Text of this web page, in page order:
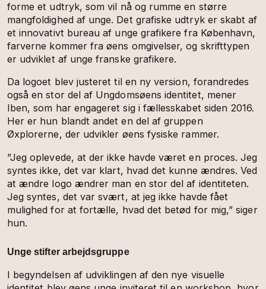
forme et udtryk, som vil nå og rumme en større
mangfoldighed af unge. Det grafiske udtryk er skabt af
et innovativt bureau af unge grafikere fra København,
farverne kommer fra øens omgivelser, og skrifttypen
er udviklet af unge franske grafikere.
Da logoet blev justeret til en ny version, forandredes
også en stor del af Ungdomsøens identitet, mener
Iben, som har engageret sig i fællesskabet siden 2016.
Her er hun blandt andet en del af gruppen
Øxplorerne, der udvikler øens fysiske rammer.
”Jeg oplevede, at der ikke havde været en proces. Jeg
syntes ikke, det var klart, hvad det kunne ændres. Ved
at ændre logo ændrer man en stor del af identiteten.
Jeg syntes, det var svært, at jeg ikke havde fået
mulighed for at fortælle, hvad det betød for mig,” siger
hun.
Unge stifter arbejdsgruppe
I begyndelsen af udviklingen af den nye visuelle